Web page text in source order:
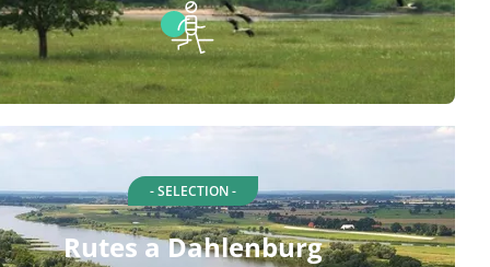
- SELECTION -
Rutes a Dahlenburg